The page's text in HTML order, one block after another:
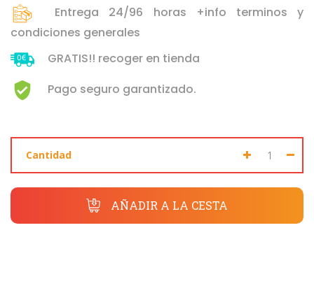
Entrega 24/96 horas +info terminos y
condiciones generales
GRATIS!! recoger en tienda
Pago seguro garantizado.
Cantidad
AÑADIR A LA CESTA